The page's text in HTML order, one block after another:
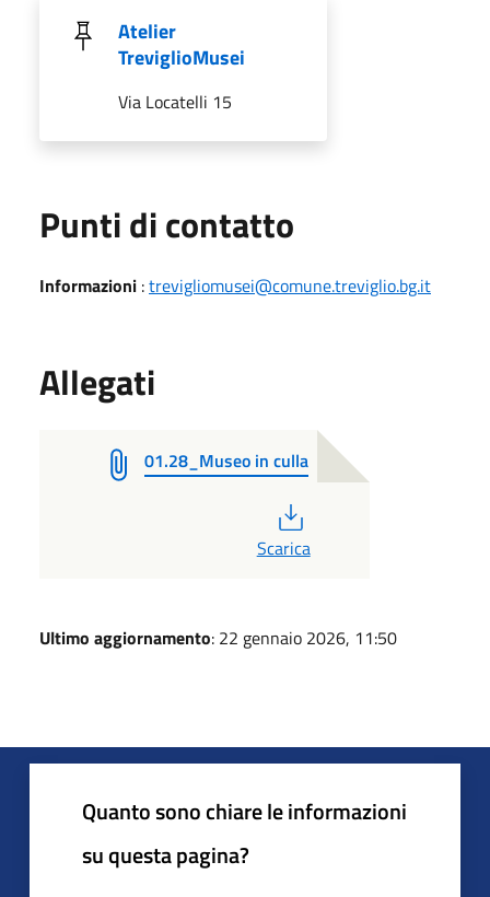
Atelier
TreviglioMusei
Via Locatelli 15
Punti di contatto
Informazioni :trevigliomusei@comune.treviglio.bg.it
Allegati
01.28_Museo in culla
Scarica
Ultimo aggiornamento: 22 gennaio 2026, 11:50
Quanto sono chiare le informazioni
su questa pagina?